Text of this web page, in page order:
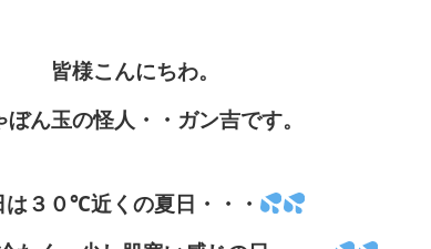
皆様こんにちわ。
ぼん玉の怪人・・ガン吉です。
は３０℃近くの夏日・・・